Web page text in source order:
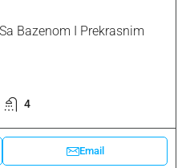
Bazenom I Prekrasnim
4
Email